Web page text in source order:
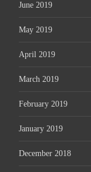
June 2019
May 2019
April 2019
March 2019
February 2019
January 2019
December 2018